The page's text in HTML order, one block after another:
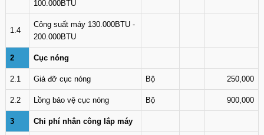
100.000BTU
1.4
Công suất máy 130.000BTU -
200.000BTU
2 Cục nóng
2.1 Giá đỡ cục nóng Bộ 250,000
2.2 Lồng bảo vệ cục nóng Bộ 900,000
3 Chi phí nhân công lắp máy